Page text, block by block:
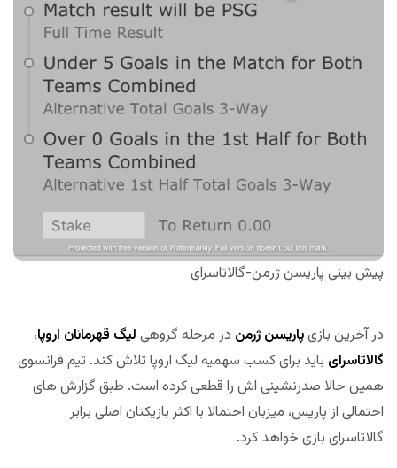
پیش بینی پاریسن ژرمن-گالاتاسرای
در آخرین بازیپاریسن ژرمن در مرحله گروهی لیگ قهرمانان اروپا،
گالاتاسرای باید برای کسب سهمیه لیگ اروپا تلاش کند. تیم فرانسوی
همین حالا صدرنشینی اش را قطعی کرده است. طبق گزارش های
احتمالی از پاریس، میزبان احتمالا با اکثر بازیکنان اصلی برابر
گالاتاسرای بازی خواهد کرد.